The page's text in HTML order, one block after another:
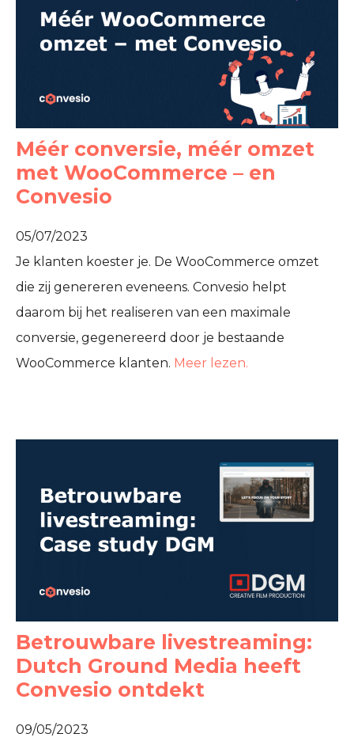
Méér conversie, méér omzet
met WooCommerce – en
Convesio
05/07/2023
Je klanten koester je. De WooCommerce omzet
die zij genereren eveneens. Convesio helpt
daarom bij het realiseren van een maximale
conversie, gegenereerd door je bestaande
WooCommerce klanten. Meer lezen.
Betrouwbare livestreaming:
Dutch Ground Media heeft
Convesio ontdekt
09/05/2023